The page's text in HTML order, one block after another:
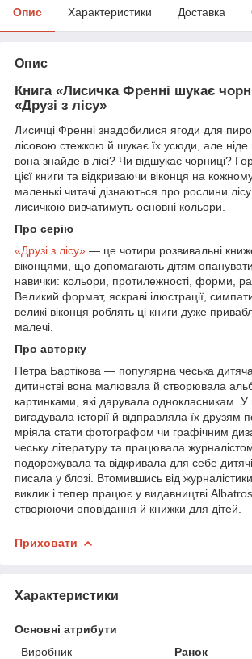
Опис Характеристики Доставка
Опис
Книга «Лисичка Френні шукає
«Друзі з лісу»
Лисичці Френні знадобилися ягоди для
лісовою стежкою й шукає їх усюди, але
вона знайде в лісі? Чи відшукає чорниці?
цієї книги та відкриваючи віконця на
маленькі читачі дізнаються про рослини
лисичкою вивчатимуть основні кольори.
Про серію
«Друзі з лісу» — це чотири розвивальні
віконцями, що допомагають дітям
навички: кольори, протилежності, форми,
Великий формат, яскраві ілюстрації,
великі віконця роблять ці книги дуже
малечі.
Про авторку
Петра Бартікова — популярна чеська
дитинстві вона малювала й створювала
картинками, які дарувала однокласникам. У
вигадувала історії й відправляла їх
мріяла стати фотографом чи графічним
чеську літературу та працювала
подорожувала та відкривала для себе
писала у блозі. Втомившись від
виклик і тепер працює у видавництві
створюючи оповідання й книжки для дітей.
Приховати
Характеристики
Основні атрибути
Виробник
Ранок